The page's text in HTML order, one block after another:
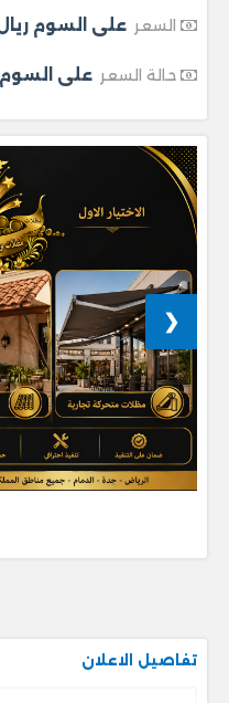
السعر على السوم ريال سعودى
حالة السعر على السوم
❮
تفاصيل الاعلان